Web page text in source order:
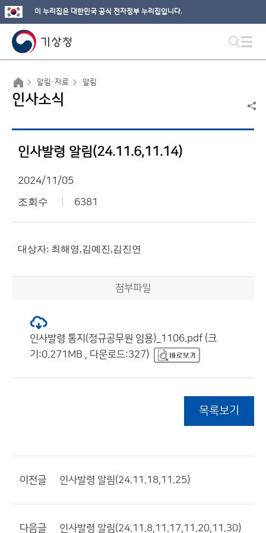
이 누리집은 대한민국 공식 전자정부 누리집입니다.
알림·자료 알림
인사소식
인사발령 알림(24.11.6,11.14)
2024/11/05
조회수 6381
대상자: 최해영,김예진,김진연
첨부파일
인사발령 통지(정규공무원 임용)_1106.pdf (크
기:0.271MB , 다운로드:327)
목록보기
이전글 인사발령 알림(24.11.18,11.25)
다음글 인사발령 알림(24.11.8,11.17,11.20,11.30)